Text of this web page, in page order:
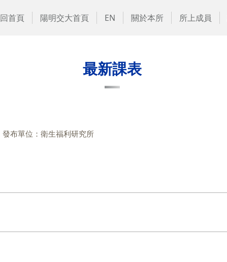
回首頁 陽明交大首頁 EN 關於本所 所上成員
最新課表
發布單位：衛生福利研究所